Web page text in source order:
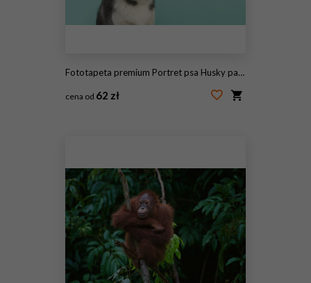
Fototapeta premium Portret psa Husky patrząc w kamerę z otwartymi ustami na turkusowo-niebieskim tle
cena od 62 zł